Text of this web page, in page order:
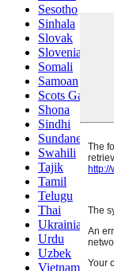
Sesotho
Sinhala
Slovak
Slovenian
Somali
Samoan
Scots Gaelic
Shona
Sindhi
Sundanese
Swahili
Tajik
Tamil
Telugu
Thai
Ukrainian
Urdu
Uzbek
Vietnamese